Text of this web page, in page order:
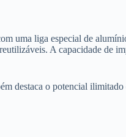
uma liga especial de
A capacidade de
destaca o potencial